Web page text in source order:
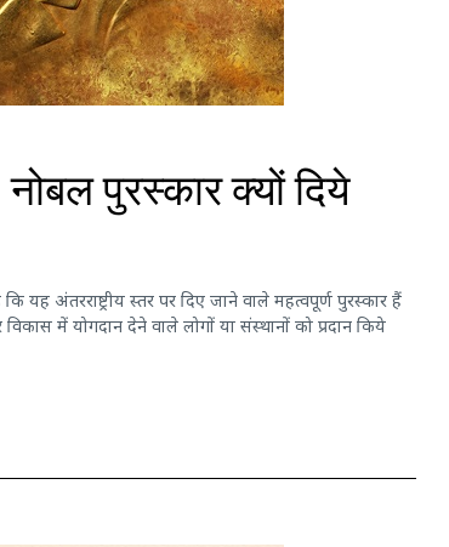
पुरस्कार क्यों दिये
अंतरराष्ट्रीय स्तर पर दिए जाने वाले महत्वपूर्ण पुरस्कार हैं
में योगदान देने वाले लोगों या संस्थानों को प्रदान किये